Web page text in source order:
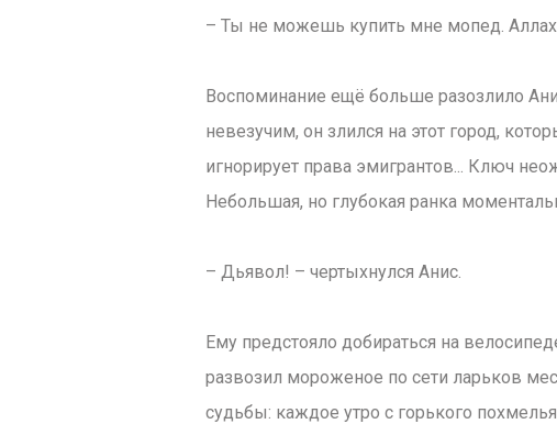
– Ты не можешь купить мне мопед.
Воспоминание ещё больше разозлило
невезучим, он злился на этот город,
игнорирует права эмигрантов... Ключ
Небольшая, но глубокая ранка
– Дьявол! – чертыхнулся Анис.
Ему предстояло добираться на
развозил мороженое по сети ларьков
судьбы: каждое утро с горького